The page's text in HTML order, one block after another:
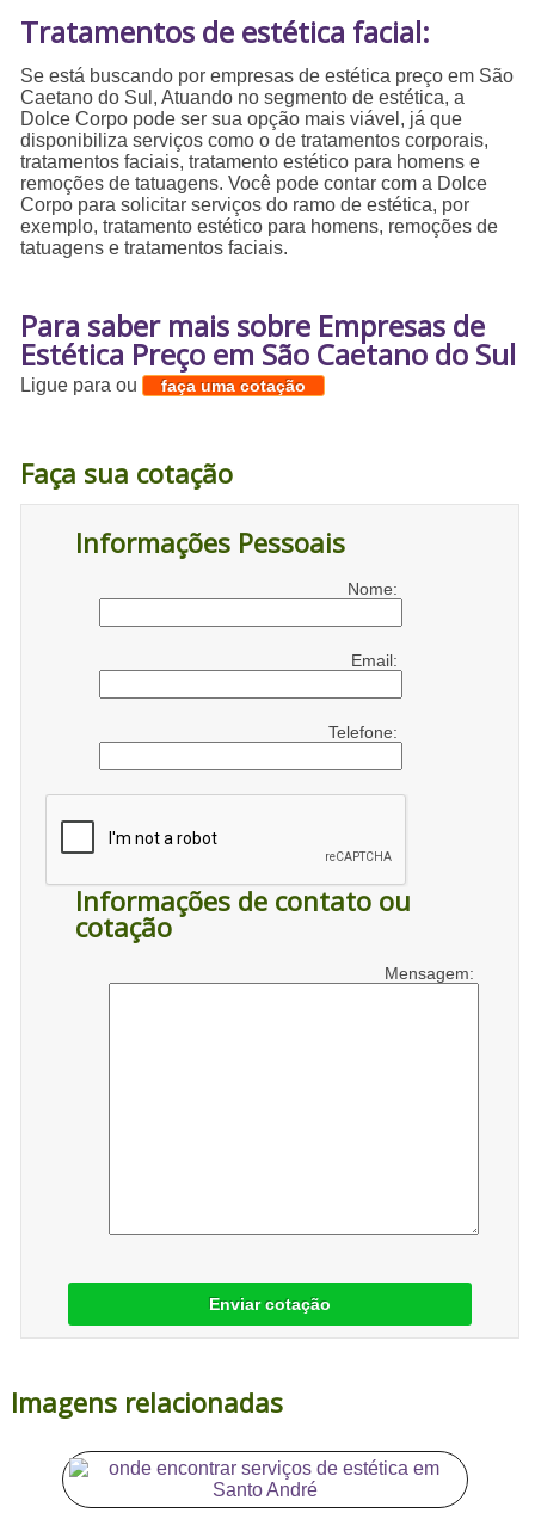
Tratamentos de estética facial:
Se está buscando por empresas de estética preço em São
Caetano do Sul, Atuando no segmento de estética, a
Dolce Corpo pode ser sua opção mais viável, já que
disponibiliza serviços como o de tratamentos corporais,
tratamentos faciais, tratamento estético para homens e
remoções de tatuagens. Você pode contar com a Dolce
Corpo para solicitar serviços do ramo de estética, por
exemplo, tratamento estético para homens, remoções de
tatuagens e tratamentos faciais.
Para saber mais sobre Empresas de
Estética Preço em São Caetano do Sul
Ligue paraou faça uma cotação
Faça sua cotação
Informações Pessoais
Nome:
Email:
Telefone:
Informações de contato ou
cotação
Mensagem:
Enviar cotação
Imagens relacionadas